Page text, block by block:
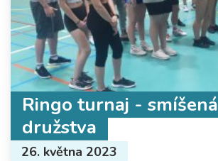
Ringo turnaj - smíšená
družstva
26. května 2023